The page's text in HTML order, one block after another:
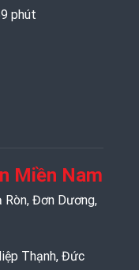
phút
Miền Nam
Ròn, Đơn Dương,
Thạnh, Đức